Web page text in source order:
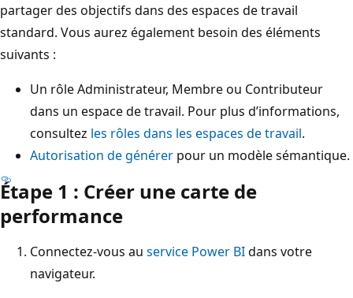
partager des objectifs dans des espaces de travail
standard. Vous aurez également besoin des éléments
suivants :
Un rôle Administrateur, Membre ou Contributeur
dans un espace de travail. Pour plus d’informations,
consultez les rôles dans les espaces de travail.
Autorisation de générer pour un modèle sémantique.
Étape 1 : Créer une carte de
performance
Connectez-vous au service Power BIdans votre
navigateur.